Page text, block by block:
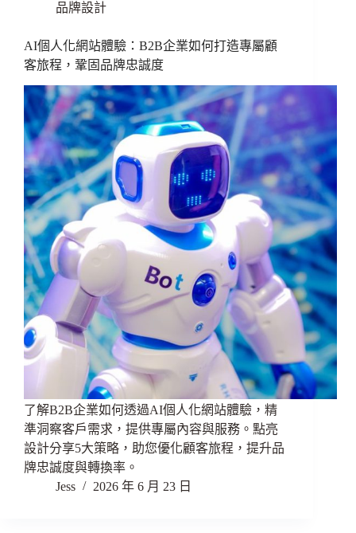
品牌設計
AI個人化網站體驗：B2B企業如何打造專屬顧
客旅程，鞏固品牌忠誠度
了解B2B企業如何透過AI個人化網站體驗，精
準洞察客戶需求，提供專屬內容與服務。點亮
設計分享5大策略，助您優化顧客旅程，提升品
牌忠誠度與轉換率。
Jess
2026 年 6 月 23 日